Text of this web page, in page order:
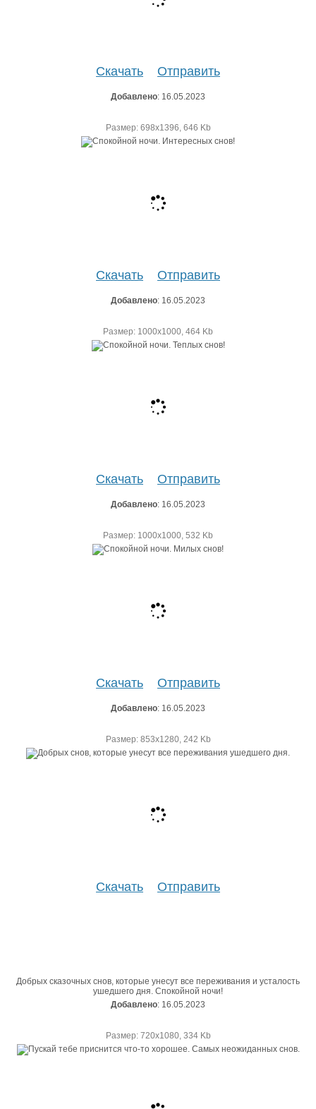
Скачать Отправить
Добавлено: 16.05.2023
Размер: 698х1396, 646 Kb
Скачать Отправить
Добавлено: 16.05.2023
Размер: 1000х1000, 464 Kb
Скачать Отправить
Добавлено: 16.05.2023
Размер: 1000х1000, 532 Kb
Скачать Отправить
Добавлено: 16.05.2023
Размер: 853х1280, 242 Kb
Скачать Отправить
Добрых сказочных снов, которые унесут все переживания и усталость
ушедшего дня. Спокойной ночи!
Добавлено: 16.05.2023
Размер: 720х1080, 334 Kb